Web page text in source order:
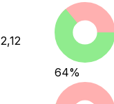
2,12
64%